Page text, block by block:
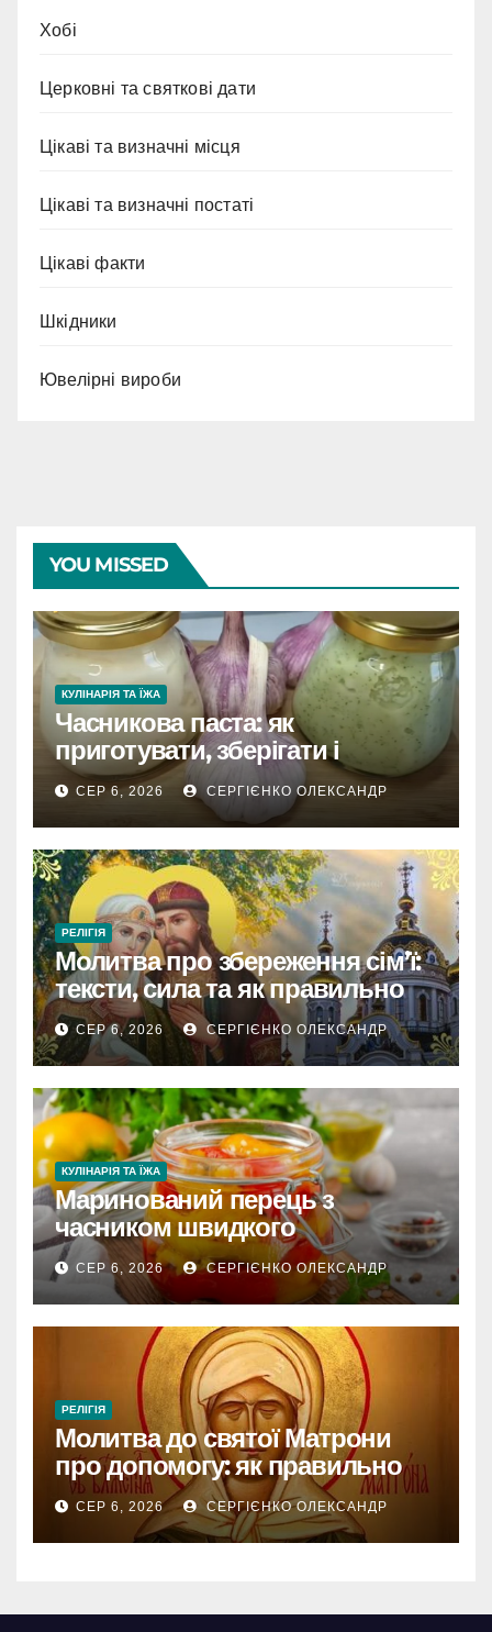
Хобі
Церковні та святкові дати
Цікаві та визначні місця
Цікаві та визначні постаті
Цікаві факти
Шкідники
Ювелірні вироби
YOU MISSED
КУЛІНАРІЯ ТА ЇЖА
Часникова паста: як
приготувати, зберігати і
розкрити весь смак
СЕР 6, 2026 СЕРГІЄНКО ОЛЕКСАНДР
РЕЛІГІЯ
Молитва про збереження сім’ї:
тексти, сила та як правильно
читати
СЕР 6, 2026 СЕРГІЄНКО ОЛЕКСАНДР
КУЛІНАРІЯ ТА ЇЖА
Маринований перець з
часником швидкого
приготування
СЕР 6, 2026 СЕРГІЄНКО ОЛЕКСАНДР
РЕЛІГІЯ
Молитва до святої Матрони
про допомогу: як правильно
звертатися
СЕР 6, 2026 СЕРГІЄНКО ОЛЕКСАНДР